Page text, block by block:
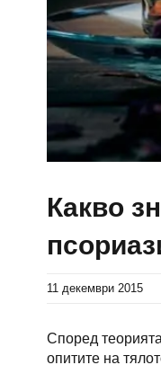
Какво
11 декември 2015
Според
опитите на